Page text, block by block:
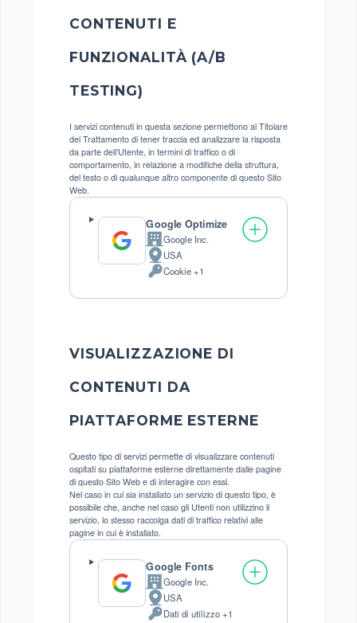
CONTENUTI E
FUNZIONALITÀ (A/B
TESTING)
I servizi contenuti in questa sezione permettono al Titolare
del Trattamento di tener traccia ed analizzare la risposta
da parte dell’Utente, in termini di traffico o di
comportamento, in relazione a modifiche della struttura,
del testo o di qualunque altro componente di questo Sito
Web.
Google Optimize
Azienda:Google Inc.
Luogo
del
USA
Dati
trattati:
Cookie +1
VISUALIZZAZIONE DI
CONTENUTI DA
PIATTAFORME ESTERNE
Questo tipo di servizi permette di visualizzare contenuti
ospitati su piattaforme esterne direttamente dalle pagine
di questo Sito Web e di interagire con essi.
Nel caso in cui sia installato un servizio di questo tipo, è
possibile che, anche nel caso gli Utenti non utilizzino il
servizio, lo stesso raccolga dati di traffico relativi alle
pagine in cui è installato.
Google Fonts
Azienda:Google Inc.
Luogo
del
USA
Dati Dati di utilizzo +1